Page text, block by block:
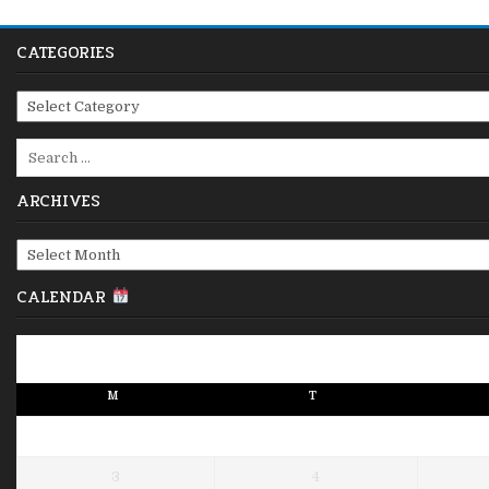
CATEGORIES
Categories
ARCHIVES
Archives
CALENDAR
M T
3 4